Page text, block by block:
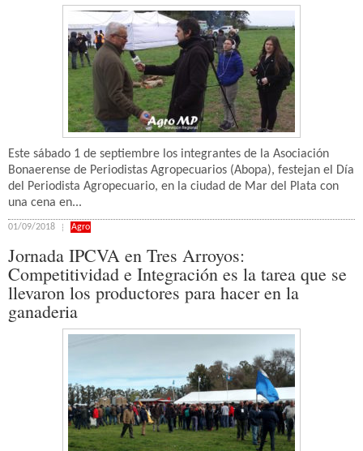
Este sábado 1 de septiembre los integrantes de la Asociación
Bonaerense de Periodistas Agropecuarios (Abopa), festejan el Día
del Periodista Agropecuario, en la ciudad de Mar del Plata con
una cena en...
01/09/2018 Agro
Jornada IPCVA en Tres Arroyos:
Competitividad e Integración es la tarea que se
llevaron los productores para hacer en la
ganaderia